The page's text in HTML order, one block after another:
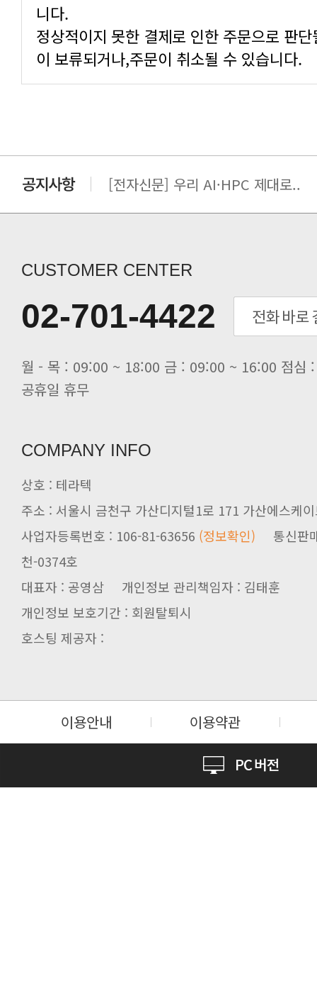
니다.
이 보류되거나,주문이 취소될 수 있습니다.
[전자신문] 우리 AI·HPC 제대로..
[전자신문] 테라텍-엣지에이아이,
[전자신문] AI 인프라 써보고 결정..
[전자신문] 공영삼 테라텍 대표 “단..
[전자신문] 당신의 AI GPU, 지..
CUSTOMER CENTER
02-701-4422
공휴일 휴무
COMPANY INFO
상호 : 테라텍
주소 : 서울시 금천구 가산디지털1로 171 가산에스케
사업자등록번호 : 106-81-63656 (정보확인)
천-0374호
대표자 : 공영삼 개인정보 관리책임자 : 김태훈
개인정보 보호기간 : 회원탈퇴시
호스팅 제공자 :
이용안내 이용약관